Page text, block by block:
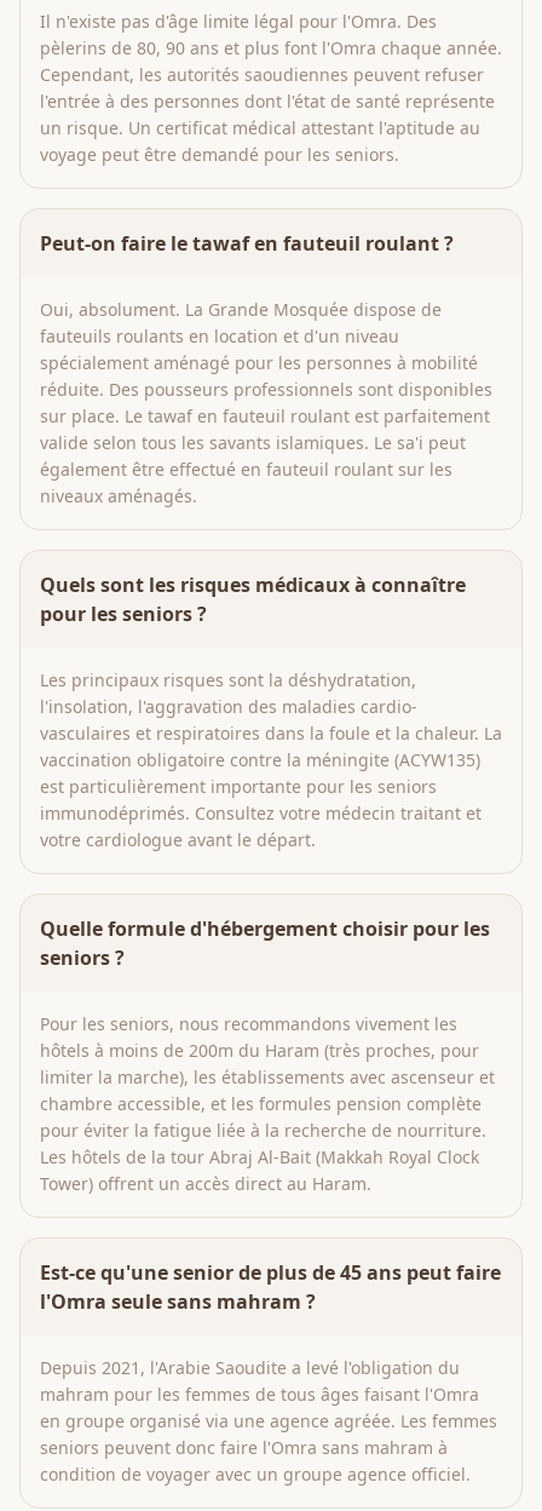
Il n'existe pas d'âge limite légal pour l'Omra. Des
pèlerins de 80, 90 ans et plus font l'Omra chaque année.
Cependant, les autorités saoudiennes peuvent refuser
l'entrée à des personnes dont l'état de santé représente
un risque. Un certificat médical attestant l'aptitude au
voyage peut être demandé pour les seniors.
Peut-on faire le tawaf en fauteuil roulant ?
Oui, absolument. La Grande Mosquée dispose de
fauteuils roulants en location et d'un niveau
spécialement aménagé pour les personnes à mobilité
réduite. Des pousseurs professionnels sont disponibles
sur place. Le tawaf en fauteuil roulant est parfaitement
valide selon tous les savants islamiques. Le sa'i peut
également être effectué en fauteuil roulant sur les
niveaux aménagés.
Quels sont les risques médicaux à connaître
pour les seniors ?
Les principaux risques sont la déshydratation,
l'insolation, l'aggravation des maladies cardio-
vasculaires et respiratoires dans la foule et la chaleur. La
vaccination obligatoire contre la méningite (ACYW135)
est particulièrement importante pour les seniors
immunodéprimés. Consultez votre médecin traitant et
votre cardiologue avant le départ.
Quelle formule d'hébergement choisir pour les
seniors ?
Pour les seniors, nous recommandons vivement les
hôtels à moins de 200m du Haram (très proches, pour
limiter la marche), les établissements avec ascenseur et
chambre accessible, et les formules pension complète
pour éviter la fatigue liée à la recherche de nourriture.
Les hôtels de la tour Abraj Al-Bait (Makkah Royal Clock
Tower) offrent un accès direct au Haram.
Est-ce qu'une senior de plus de 45 ans peut faire
l'Omra seule sans mahram ?
Depuis 2021, l'Arabie Saoudite a levé l'obligation du
mahram pour les femmes de tous âges faisant l'Omra
en groupe organisé via une agence agréée. Les femmes
seniors peuvent donc faire l'Omra sans mahram à
condition de voyager avec un groupe agence officiel.